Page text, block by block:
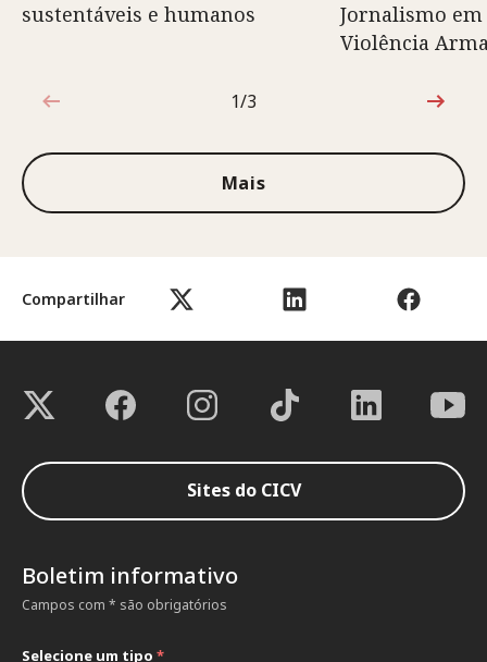
Compartilhar
sustentáveis e humanos
Jornalismo
Violência
1 de 3
1/3
Mais
Sites do CICV
Boletim informativo
Campos com * são obrigatórios
Selecione um tipo *